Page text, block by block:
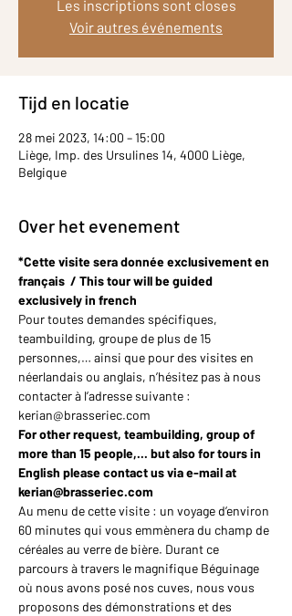
Les inscriptions sont closes
Voir autres événements
Tijd en locatie
28 mei 2023, 14:00 – 15:00
Liège, Imp. des Ursulines 14, 4000 Liège,
Belgique
Over het evenement
*Cette visite sera donnée exclusivement en
français  / This tour will be guided
exclusively in french
Pour toutes demandes spécifiques,
teambuilding, groupe de plus de 15
personnes,… ainsi que pour des visites en
néerlandais ou anglais, n’hésitez pas à nous
contacter à l’adresse suivante :
kerian@brasseriec.com
For other request, teambuilding, group of
more than 15 people,... but also for tours in
English please contact us via e-mail at
kerian@brasseriec.com
Au menu de cette visite : un voyage d’environ
60 minutes qui vous emmènera du champ de
céréales au verre de bière. Durant ce
parcours à travers le magnifique Béguinage
où nous avons posé nos cuves, nous vous
proposons des démonstrations et des